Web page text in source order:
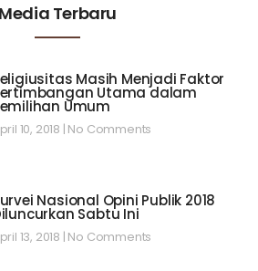
Media Terbaru
Masih Menjadi Faktor
Utama dalam
Umum
10, 2018 No Comments
Nasional Opini Publik 2018
Sabtu Ini
13, 2018 No Comments